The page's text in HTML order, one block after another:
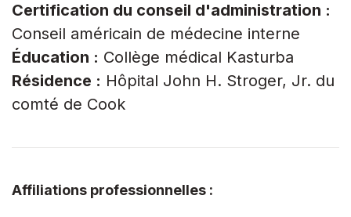
Certification du conseil d'administration :
Conseil américain de médecine interne
Éducation : Collège médical Kasturba
Résidence : Hôpital John H. Stroger, Jr. du
comté de Cook
Affiliations professionnelles :